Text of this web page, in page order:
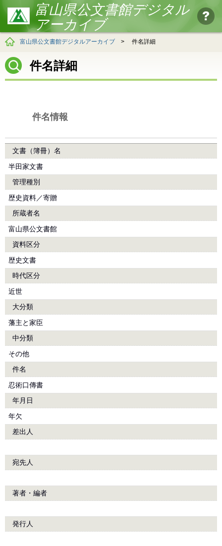
富山県公文書館デジタル
アーカイブ
富山県公文書館デジタルアーカイブ > 件名詳細
件名詳細
件名情報
文書（簿冊）名
半田家文書
管理種別
歴史資料／寄贈
所蔵者名
富山県公文書館
資料区分
歴史文書
時代区分
近世
大分類
藩主と家臣
中分類
その他
件名
忍術口傳書
年月日
年欠
差出人
宛先人
著者・編者
発行人